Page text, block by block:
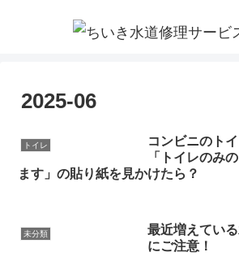
2025-06
トイレ
コンビニのト
「トイレのみ
ます」の貼り紙を見かけたら？
未分類
最近増えてい
にご注意！